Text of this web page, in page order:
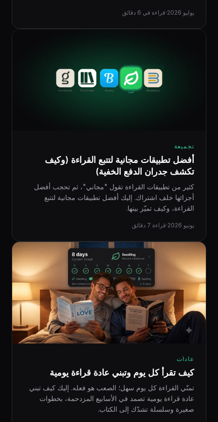
يوليو 2026 ·قراءة في 6 دقائق
تجميعة
أفضل تطبيقات مجانية لتتبع القراءة (وكيف
تكشف جدران الدفع الخفية)
كثير من تطبيقات القراءة تقول "مجاني"، ثم تحجب أفضل
أجزائها خلف اشتراك. إليك أفضل تطبيقات مجانية لتتبع
القراءة، وكيف تميّز بينها.
يونيو 2026 ·قراءة 7 دقائق
عادات
كيف تقرأ كل يوم وتبني عادة قراءة يومية
تمنّي القراءة كل يوم سهل؛ الصعب هو فعله. إليك كيف تبني
عادة قراءة يومية تصمد في الأسابيع المزدحمة، بخطوات
صغيرة وسلسلة تشدّك إلى الكتاب.